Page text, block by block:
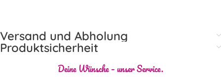
Versand und Abholung
Produktsicherheit
Deine Wünsche – unser Service.